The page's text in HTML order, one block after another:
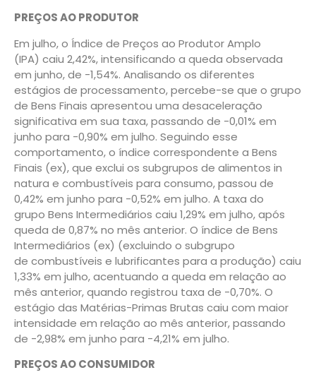
PREÇOS AO PRODUTOR
Em julho, o Índice de Preços ao Produtor Amplo
(IPA) caiu 2,42%, intensificando a queda observada
em junho, de -1,54%. Analisando os diferentes
estágios de processamento, percebe-se que o grupo
de Bens Finais apresentou uma desaceleração
significativa em sua taxa, passando de -0,01% em
junho para -0,90% em julho. Seguindo esse
comportamento, o índice correspondente a Bens
Finais (ex), que exclui os subgrupos de alimentos in
natura e combustíveis para consumo, passou de
0,42% em junho para -0,52% em julho. A taxa do
grupo Bens Intermediários caiu 1,29% em julho, após
queda de 0,87% no mês anterior. O índice de Bens
Intermediários (ex) (excluindo o subgrupo
de combustíveis e lubrificantes para a produção) caiu
1,33% em julho, acentuando a queda em relação ao
mês anterior, quando registrou taxa de -0,70%. O
estágio das Matérias-Primas Brutas caiu com maior
intensidade em relação ao mês anterior, passando
de -2,98% em junho para -4,21% em julho.
PREÇOS AO CONSUMIDOR